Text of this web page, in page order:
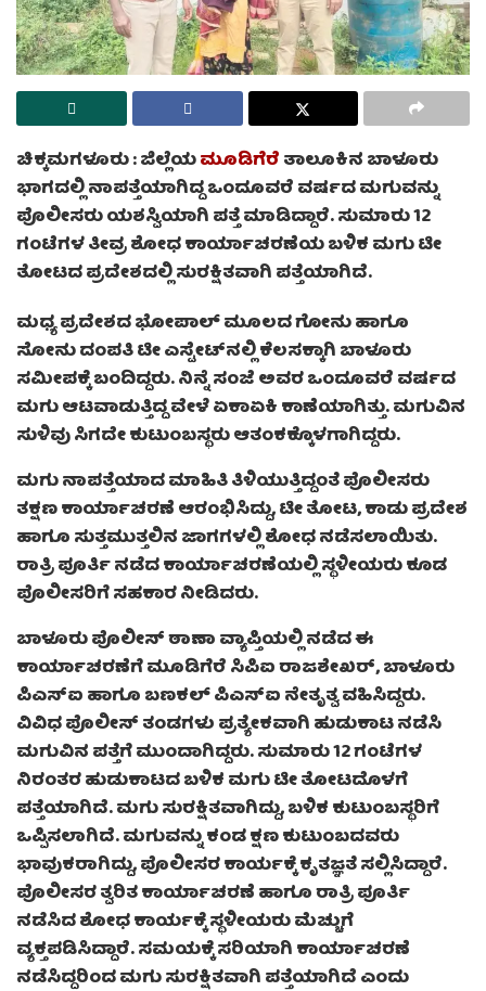
ಚಿಕ್ಕಮಗಳೂರು :ಜಿಲ್ಲೆಯಮೂಡಿಗೆರೆತಾಲೂಕಿನ ಬಾಳೂರು
ಭಾಗದಲ್ಲಿ ನಾಪತ್ತೆಯಾಗಿದ್ದ ಒಂದೂವರೆ ವರ್ಷದ ಮಗುವನ್ನು
ಪೊಲೀಸರು ಯಶಸ್ವಿಯಾಗಿ ಪತ್ತೆ ಮಾಡಿದ್ದಾರೆ. ಸುಮಾರು 12
ಗಂಟೆಗಳ ತೀವ್ರ ಶೋಧ ಕಾರ್ಯಾಚರಣೆಯ ಬಳಿಕ ಮಗು ಟೀ
ತೋಟದ ಪ್ರದೇಶದಲ್ಲಿ ಸುರಕ್ಷಿತವಾಗಿ ಪತ್ತೆಯಾಗಿದೆ.
ಮಧ್ಯ ಪ್ರದೇಶದ ಭೋಪಾಲ್‌ ಮೂಲದ ಗೋನು ಹಾಗೂ
ಸೋನು ದಂಪತಿ ಟೀ ಎಸ್ಟೇಟ್‌ನಲ್ಲಿ ಕೆಲಸಕ್ಕಾಗಿ ಬಾಳೂರು
ಸಮೀಪಕ್ಕೆ ಬಂದಿದ್ದರು. ನಿನ್ನೆ ಸಂಜೆ ಅವರ ಒಂದೂವರೆ ವರ್ಷದ
ಮಗು ಆಟವಾಡುತ್ತಿದ್ದ ವೇಳೆ ಏಕಾಏಕಿ ಕಾಣೆಯಾಗಿತ್ತು. ಮಗುವಿನ
ಸುಳಿವು ಸಿಗದೇ ಕುಟುಂಬಸ್ಥರು ಆತಂಕಕ್ಕೊಳಗಾಗಿದ್ದರು.
ಮಗು ನಾಪತ್ತೆಯಾದ ಮಾಹಿತಿ ತಿಳಿಯುತ್ತಿದ್ದಂತೆ ಪೊಲೀಸರು
ತಕ್ಷಣ ಕಾರ್ಯಾಚರಣೆ ಆರಂಭಿಸಿದ್ದು, ಟೀ ತೋಟ, ಕಾಡು ಪ್ರದೇಶ
ಹಾಗೂ ಸುತ್ತಮುತ್ತಲಿನ ಜಾಗಗಳಲ್ಲಿ ಶೋಧ ನಡೆಸಲಾಯಿತು.
ರಾತ್ರಿ ಪೂರ್ತಿ ನಡೆದ ಕಾರ್ಯಾಚರಣೆಯಲ್ಲಿ ಸ್ಥಳೀಯರು ಕೂಡ
ಪೊಲೀಸರಿಗೆ ಸಹಕಾರ ನೀಡಿದರು.
ಬಾಳೂರು ಪೊಲೀಸ್‌ ಠಾಣಾ ವ್ಯಾಪ್ತಿಯಲ್ಲಿ ನಡೆದ ಈ
ಕಾರ್ಯಾಚರಣೆಗೆ ಮೂಡಿಗೆರೆ ಸಿಪಿಐ ರಾಜಶೇಖರ್, ಬಾಳೂರು
ಪಿಎಸ್‌ಐ ಹಾಗೂ ಬಣಕಲ್ ಪಿಎಸ್‌ಐ ನೇತೃತ್ವ ವಹಿಸಿದ್ದರು.
ವಿವಿಧ ಪೊಲೀಸ್ ತಂಡಗಳು ಪ್ರತ್ಯೇಕವಾಗಿ ಹುಡುಕಾಟ ನಡೆಸಿ
ಮಗುವಿನ ಪತ್ತೆಗೆ ಮುಂದಾಗಿದ್ದರು. ಸುಮಾರು 12 ಗಂಟೆಗಳ
ನಿರಂತರ ಹುಡುಕಾಟದ ಬಳಿಕ ಮಗು ಟೀ ತೋಟದೊಳಗೆ
ಪತ್ತೆಯಾಗಿದೆ. ಮಗು ಸುರಕ್ಷಿತವಾಗಿದ್ದು, ಬಳಿಕ ಕುಟುಂಬಸ್ಥರಿಗೆ
ಒಪ್ಪಿಸಲಾಗಿದೆ. ಮಗುವನ್ನು ಕಂಡ ಕ್ಷಣ ಕುಟುಂಬದವರು
ಭಾವುಕರಾಗಿದ್ದು, ಪೊಲೀಸರ ಕಾರ್ಯಕ್ಕೆ ಕೃತಜ್ಞತೆ ಸಲ್ಲಿಸಿದ್ದಾರೆ.
ಪೊಲೀಸರ ತ್ವರಿತ ಕಾರ್ಯಾಚರಣೆ ಹಾಗೂ ರಾತ್ರಿ ಪೂರ್ತಿ
ನಡೆಸಿದ ಶೋಧ ಕಾರ್ಯಕ್ಕೆ ಸ್ಥಳೀಯರು ಮೆಚ್ಚುಗೆ
ವ್ಯಕ್ತಪಡಿಸಿದ್ದಾರೆ. ಸಮಯಕ್ಕೆ ಸರಿಯಾಗಿ ಕಾರ್ಯಾಚರಣೆ
ನಡೆಸಿದ್ದರಿಂದ ಮಗು ಸುರಕ್ಷಿತವಾಗಿ ಪತ್ತೆಯಾಗಿದೆ ಎಂದು